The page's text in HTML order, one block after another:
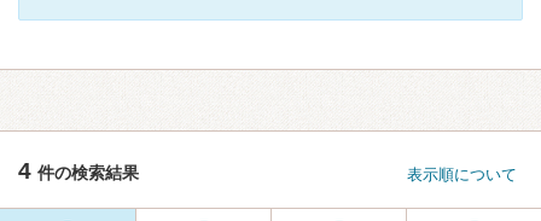
4 件の検索結果 表示順について